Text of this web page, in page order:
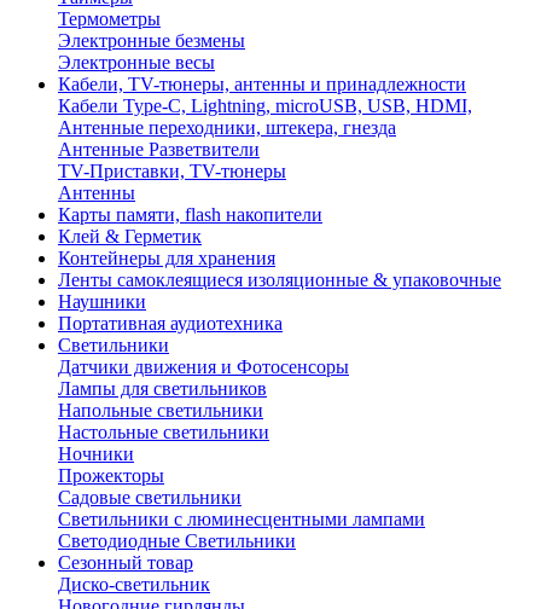
Термометры
Электронные безмены
Электронные весы
Кабели, TV-тюнеры, антенны и принадлежности
Кабели Type-C, Lightning, microUSB, USB, HDMI,
Антенные переходники, штекера, гнезда
Антенные Разветвители
TV-Приставки, TV-тюнеры
Антенны
Карты памяти, flash накопители
Клей & Герметик
Контейнеры для хранения
Ленты самоклеящиеся изоляционные & упаковочные
Наушники
Портативная аудиотехника
Светильники
Датчики движения и Фотосенсоры
Лампы для светильников
Напольные светильники
Настольные светильники
Ночники
Прожекторы
Садовые светильники
Светильники с люминесцентными лампами
Светодиодные Светильники
Сезонный товар
Диско-светильник